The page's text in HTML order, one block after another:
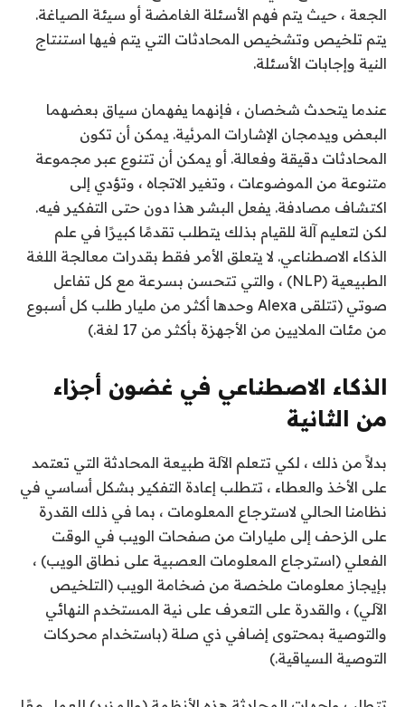
الجعة ، حيث يتم فهم الأسئلة الغامضة أو سيئة الصياغة.
يتم تلخيص وتشخيص المحادثات التي يتم فيها استنتاج
النية وإجابات الأسئلة.
عندما يتحدث شخصان ، فإنهما يفهمان سياق بعضهما
البعض ويدمجان الإشارات المرئية. يمكن أن تكون
المحادثات دقيقة وفعالة. أو يمكن أن تتنوع عبر مجموعة
متنوعة من الموضوعات ، وتغير الاتجاه ، وتؤدي إلى
اكتشاف مصادفة. يفعل البشر هذا دون حتى التفكير فيه.
لكن لتعليم آلة للقيام بذلك يتطلب تقدمًا كبيرًا في علم
الذكاء الاصطناعي. لا يتعلق الأمر فقط بقدرات معالجة اللغة
الطبيعية (NLP) ، والتي تتحسن بسرعة مع كل تفاعل
صوتي (تتلقى Alexa وحدها أكثر من مليار طلب كل أسبوع
من مئات الملايين من الأجهزة بأكثر من 17 لغة.)
الذكاء الاصطناعي في غضون أجزاء
من الثانية
بدلاً من ذلك ، لكي تتعلم الآلة طبيعة المحادثة التي تعتمد
على الأخذ والعطاء ، تتطلب إعادة التفكير بشكل أساسي في
نظامنا الحالي لاسترجاع المعلومات ، بما في ذلك القدرة
على الزحف إلى مليارات من صفحات الويب في الوقت
الفعلي (استرجاع المعلومات العصبية على نطاق الويب) ،
بإيجاز معلومات ملخصة من ضخامة الويب (التلخيص
الآلي) ، والقدرة على التعرف على نية المستخدم النهائي
والتوصية بمحتوى إضافي ذي صلة (باستخدام محركات
التوصية السياقية.)